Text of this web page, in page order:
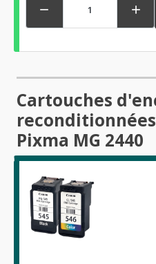
 
Cartouches
Pixma MG 2440